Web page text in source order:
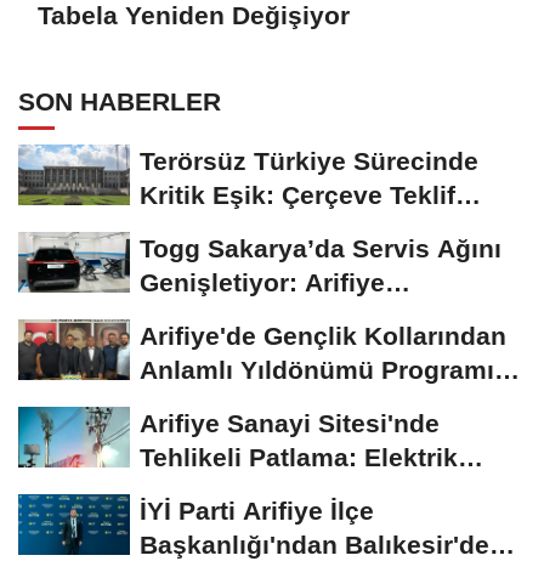
Tabela Yeniden Değişiyor
SON HABERLER
Terörsüz Türkiye Sürecinde
Kritik Eşik: Çerçeve Teklif
Togg Sakarya’da Servis Ağını
Genişletiyor: Arifiye
Arifiye'de Gençlik Kollarından
Anlamlı Yıldönümü Programı:
Arifiye Sanayi Sitesi'nde
Tehlikeli Patlama: Elektrik
Altyapısı Çöktü,...
İYİ Parti Arifiye İlçe
Başkanlığı'ndan Balıkesir'deki